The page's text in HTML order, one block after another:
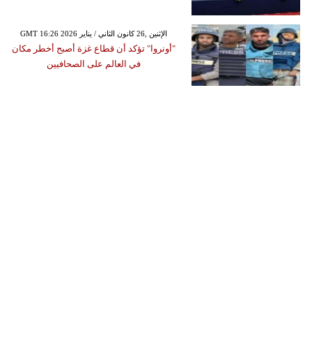
GMT 16:26 2026 الإثنين ,26 كانون الثاني / يناير
"أونروا" تؤكد أن قطاع غزة أصبح أخطر مكان
في العالم على الصحافيين